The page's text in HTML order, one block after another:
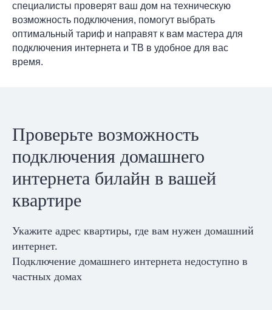
специалисты проверят ваш дом на техническую
возможность подключения, помогут выбрать
оптимальный тариф и направят к вам мастера для
подключения интернета и ТВ в удобное для вас
время.
Проверьте возможность
подключения домашнего
интернета билайн в вашей
квартире
Укажите адрес квартиры, где вам нужен домашний
интернет.
Подключение домашнего интернета недоступно в
частных домах